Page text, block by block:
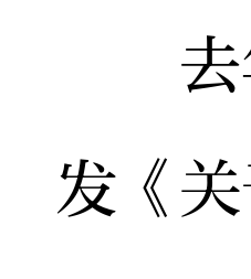
去年
发《